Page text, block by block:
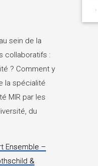
sein de la
collaboratifs :
? Comment y
la spécialité
MIR par les
du
Ensemble –
&